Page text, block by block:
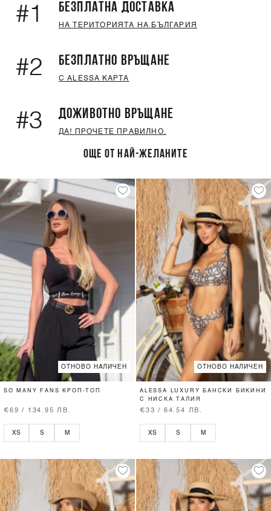
#1 БЕЗПЛАТНА ДОСТАВКА
НА ТЕРИТОРИЯТА НА БЪЛГАРИЯ
#2 БЕЗПЛАТНО ВРЪЩАНЕ
С ALESSA КАРТА
#3 ДОЖИВОТНО ВРЪЩАНЕ
ДА! ПРОЧЕТЕ ПРАВИЛНО.
ОЩЕ ОТ НАЙ-ЖЕЛАНИТЕ
ОТНОВО НАЛИЧЕН
SO MANY FANS КРОП-ТОП
€69 / 134.95 ЛВ.
XS S M
ОТНОВО НАЛИЧЕН
ALESSA LUXURY БАНСКИ БИКИНИ
С НИСКА ТАЛИЯ
€33 / 64.54 ЛВ.
XS S M